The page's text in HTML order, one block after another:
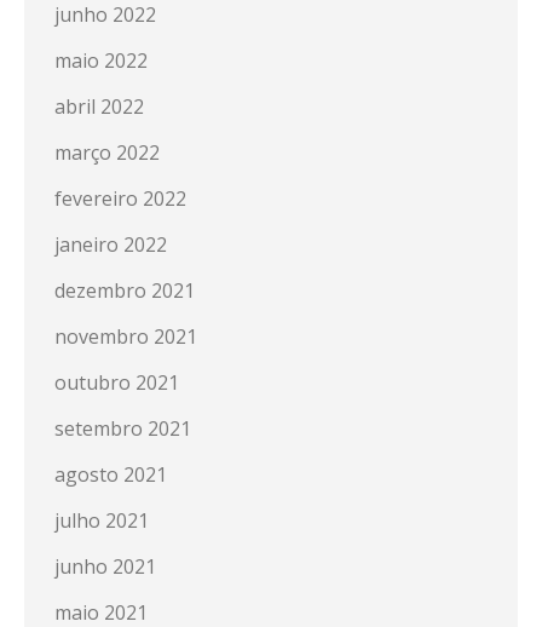
junho 2022
maio 2022
abril 2022
março 2022
fevereiro 2022
janeiro 2022
dezembro 2021
novembro 2021
outubro 2021
setembro 2021
agosto 2021
julho 2021
junho 2021
maio 2021